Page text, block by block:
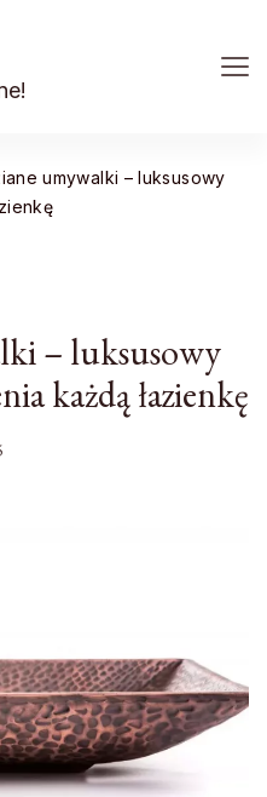
umywalki – luksusowy
– luksusowy
każdą łazienkę